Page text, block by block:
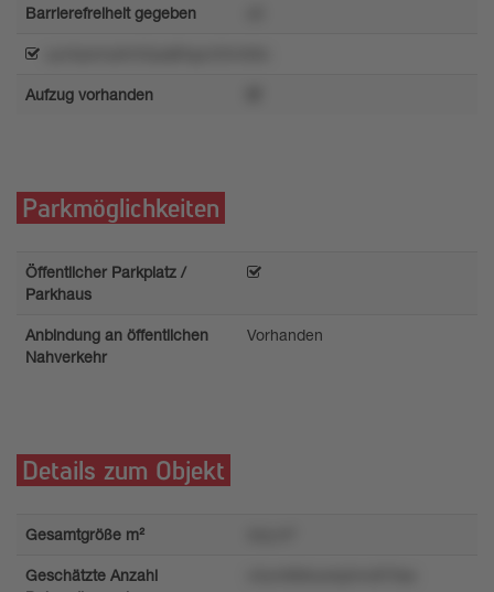
Barrierefreiheit gegeben
Aufzug vorhanden
Parkmöglichkeiten
Öffentlicher Parkplatz /
Parkhaus
Anbindung an öffentlichen
Nahverkehr
Vorhanden
Details zum Objekt
Gesamtgröße m²
Geschätzte Anzahl